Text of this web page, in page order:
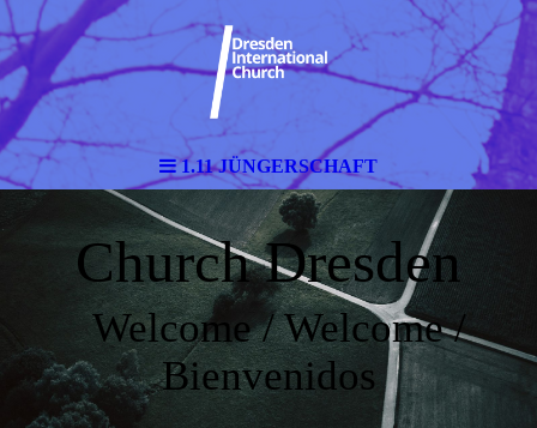
1.11 JÜNGERSCHAFT
Church Dresden
Welcome / Welcome /
Bienvenidos